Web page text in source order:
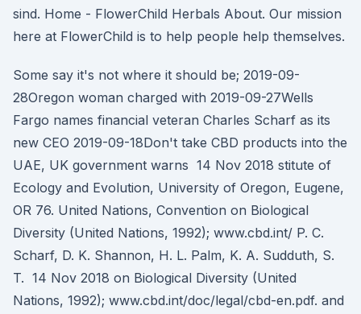
sind. Home - FlowerChild Herbals About. Our mission
here at FlowerChild is to help people help themselves.
Some say it's not where it should be; 2019-09-
28Oregon woman charged with 2019-09-27Wells
Fargo names financial veteran Charles Scharf as its
new CEO 2019-09-18Don't take CBD products into the
UAE, UK government warns 14 Nov 2018 stitute of
Ecology and Evolution, University of Oregon, Eugene,
OR 76. United Nations, Convention on Biological
Diversity (United Nations, 1992); www.cbd.int/ P. C.
Scharf, D. K. Shannon, H. L. Palm, K. A. Sudduth, S.
T. 14 Nov 2018 on Biological Diversity (United
Nations, 1992); www.cbd.int/doc/legal/cbd-en.pdf. and